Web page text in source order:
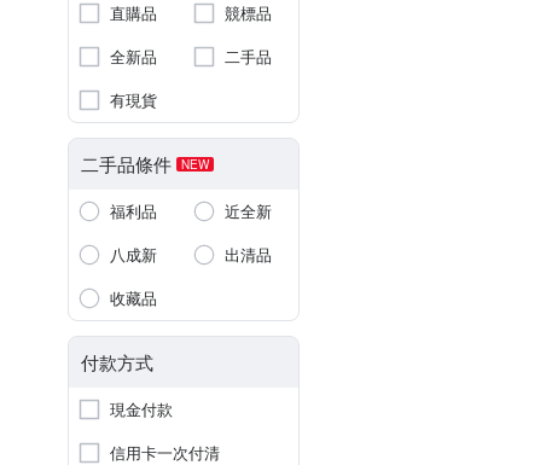
直購品
競標品
全新品
二手品
有現貨
二手品條件 NEW
福利品
近全新
八成新
出清品
收藏品
付款方式
現金付款
信用卡一次付清